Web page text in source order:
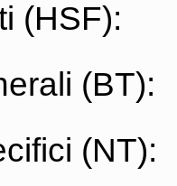
(HSF):
(BT):
(NT):